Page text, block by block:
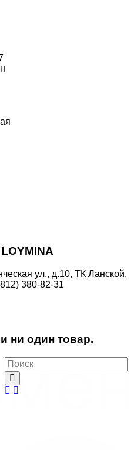
ул., д.10, ТК Ланской,
380-82-31
ни один товар.